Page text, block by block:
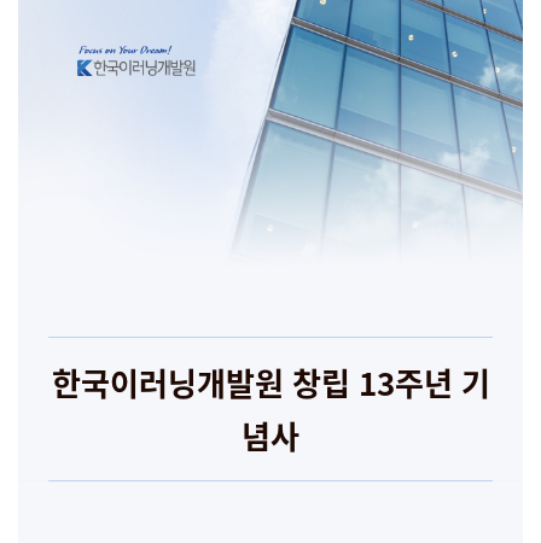
한국이러닝개발원 창립 13주년 기
념사